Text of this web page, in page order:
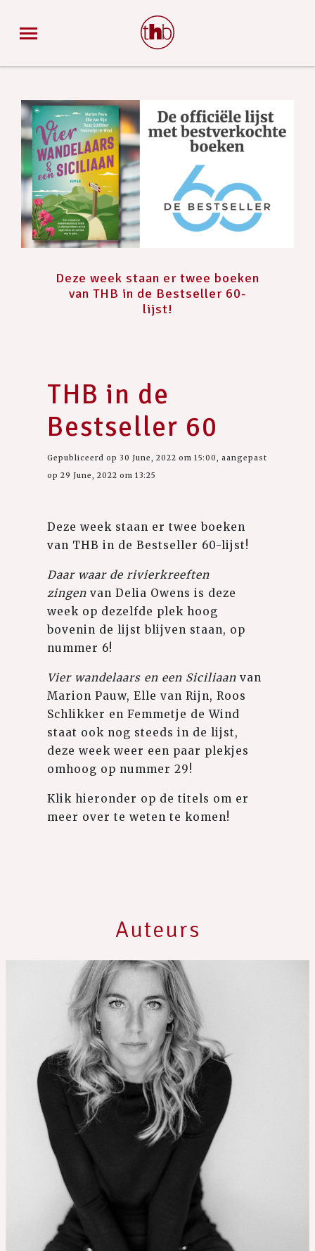
Deze week staan er twee boeken
van THB in de Bestseller 60-
lijst!
THB in de
Bestseller 60
Gepubliceerd op 30 June, 2022 om 15:00, aangepast
op 29 June, 2022 om 13:25
Deze week staan er twee boeken
van THB in de Bestseller 60-lijst!
Daar waar de rivierkreeften
zingenvan Delia Owens is deze
week op dezelfde plek hoog
bovenin de lijst blijven staan, op
nummer 6!
Vier wandelaars en een Siciliaanvan
Marion Pauw, Elle van Rijn, Roos
Schlikker en Femmetje de Wind
staat ook nog steeds in de lijst,
deze week weer een paar plekjes
omhoog op nummer 29!
Klik hieronder op de titels om er
meer over te weten te komen!
Auteurs